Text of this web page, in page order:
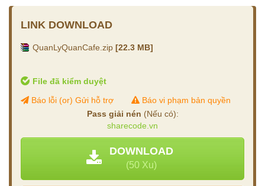
LINK DOWNLOAD
QuanLyQuanCafe.zip [22.3 MB]
File đã kiểm duyệt
Báo lỗi (or) Gửi hỗ trợ
Báo vi phạm bản quyền
Pass giải nén (Nếu có):
sharecode.vn
DOWNLOAD
(50 Xu)